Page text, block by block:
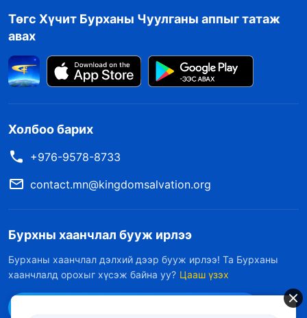
Төгс Хүчит Бурханы Чуулганы аппыг татаж
авах
Холбоо барих
+976-9578-8733
contact.mn@kingdomsalvation.org
Бурхны хаанчлал бууж ирлээ
Бурханы хаанчлал дэлхий дээр бууж ирлээ! Та Бурханы
хаанчлалд орохыг хүсэж байна уу? Цааш үзэх